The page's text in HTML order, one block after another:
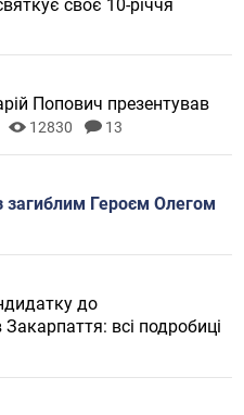
своє 10-річчя
Попович презентував
12830 13
загиблим Героєм Олегом
до
всі подробиці